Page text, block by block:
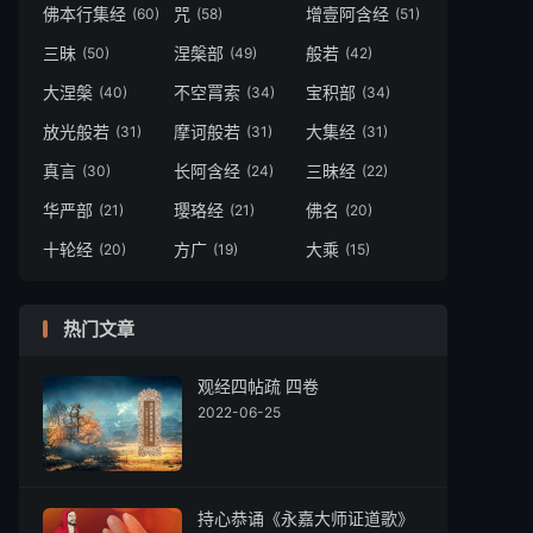
佛本行集经 (60) 咒 (58) 增壹阿含经 (51)
三昧 (50) 涅槃部 (49) 般若 (42)
大涅槃 (40) 不空罥索 (34) 宝积部 (34)
放光般若 (31) 摩诃般若 (31) 大集经 (31)
真言 (30) 长阿含经 (24) 三昧经 (22)
华严部 (21) 璎珞经 (21) 佛名 (20)
十轮经 (20) 方广 (19) 大乘 (15)
热门文章
观经四帖疏 四卷
2022-06-25
持心恭诵《永嘉大师证道歌》